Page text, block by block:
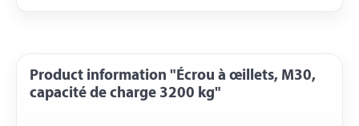
Product information "Écrou à œillets, M30,
capacité de charge 3200 kg"